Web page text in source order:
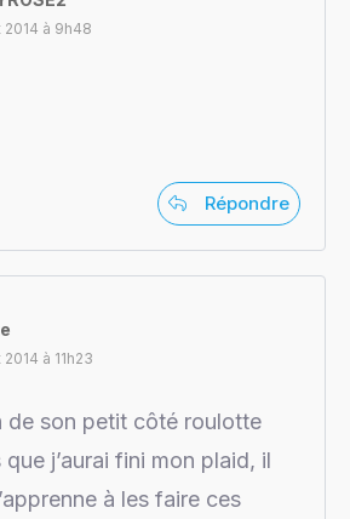
2014 à 9h48
Répondre
à 11h23
de son petit côté roulotte
j’aurai fini mon plaid, il
à les faire ces